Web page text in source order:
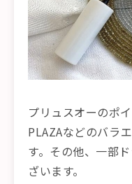
プリュスオーのポ
PLAZAなどのバラ
す。その他、一部
ざいます。